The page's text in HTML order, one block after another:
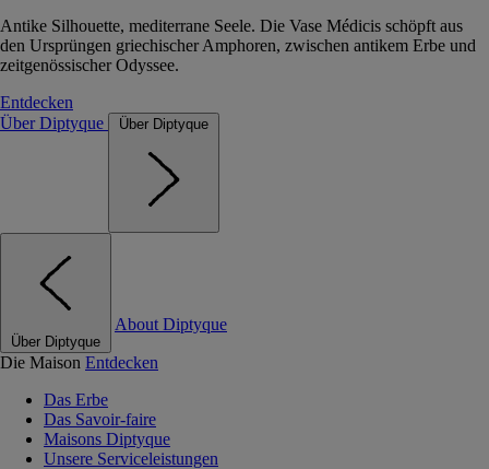
Antike Silhouette, mediterrane Seele. Die Vase Médicis schöpft aus
den Ursprüngen griechischer Amphoren, zwischen antikem Erbe und
zeitgenössischer Odyssee.
Entdecken
Über Diptyque
Über Diptyque
Über Diptyque
About Diptyque
Die Maison Entdecken
Das Erbe
Das Savoir-faire
Maisons Diptyque
Unsere Serviceleistungen